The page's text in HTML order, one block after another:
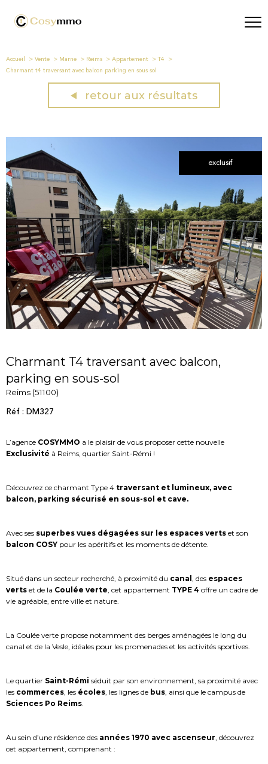
Accueil Vente Marne Reims Appartement
T4
Charmant t4 traversant avec balcon parking en sous sol
retour aux résultats
exclusif
Charmant T4 traversant avec balcon,
parking en sous-sol
Reims (51100)
Réf : DM327
L’agence COSYMMO a le plaisir de vous proposer cette nouvelle
Exclusivité à Reims, quartier Saint-Rémi !
Découvrez ce charmant Type 4 traversant et lumineux, avec
balcon, parking sécurisé en sous-sol et cave.
Avec ses superbes vues dégagées sur les espaces verts et son
balcon COSY pour les apéritifs et les moments de détente.
Situé dans un secteur recherché, à proximité du canal , des espaces
verts et de la Coulée verte , cet appartement TYPE 4 offre un cadre de
vie agréable, entre ville et nature.
La Coulée verte propose notamment des berges aménagées le long du
canal et de la Vesle, idéales pour les promenades et les activités sportives.
Le quartier Saint-Rémi séduit par son environnement, sa proximité avec
les commerces , les écoles , les lignes de bus , ainsi que le campus de
Sciences Po Reims
Au sein d’une résidence des années 1970 avec ascenseur , découvrez
cet appartement, comprenant :